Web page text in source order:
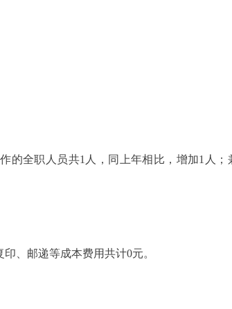
全职人员共1人，同上年相比，增加1人；
、邮递等成本费用共计0元。